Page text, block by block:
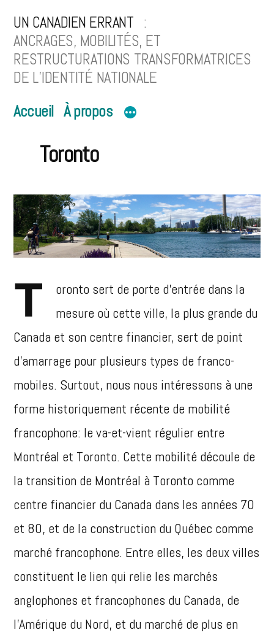
contenu
UN CANADIEN ERRANT
ANCRAGES, MOBILITÉS, ET
RESTRUCTURATIONS TRANSFORMATRICES
DE L’IDENTITÉ NATIONALE
Accueil À propos
Toronto
T
oronto sert de porte d’entrée dans la
mesure où cette ville, la plus grande du
Canada et son centre financier, sert de point
d’amarrage pour plusieurs types de franco-
mobiles. Surtout, nous nous intéressons à une
forme historiquement récente de mobilité
francophone: le va-et-vient régulier entre
Montréal et Toronto. Cette mobilité découle de
la transition de Montréal à Toronto comme
centre financier du Canada dans les années 70
et 80, et de la construction du Québec comme
marché francophone. Entre elles, les deux villes
constituent le lien qui relie les marchés
anglophones et francophones du Canada, de
l’Amérique du Nord, et du marché de plus en